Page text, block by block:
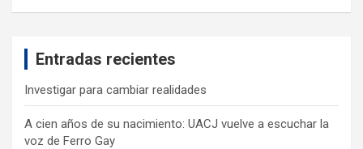
Entradas recientes
Investigar para cambiar realidades
A cien años de su nacimiento: UACJ vuelve a escuchar la
voz de Ferro Gay